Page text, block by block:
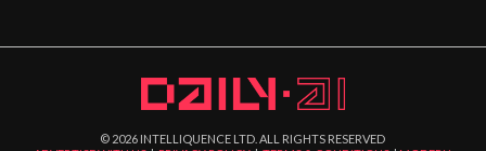
© 2026 INTELLIQUENCE LTD. ALL RIGHTS RESERVED